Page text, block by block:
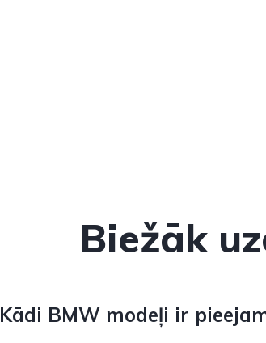
Biežāk
Kādi BMW modeļi ir